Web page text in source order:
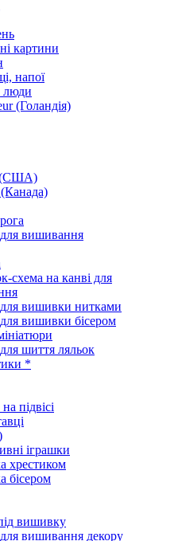
картини
напої
люди
(Голандія)
(США)
вишивання
схема на канві для
вишивки нитками
вишивки бісером
шиття ляльок
*
підвісі
іграшки
хрестиком
бісером
вишивку
вишивання декору